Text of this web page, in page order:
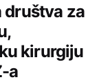
društva za
kirurgiju
a